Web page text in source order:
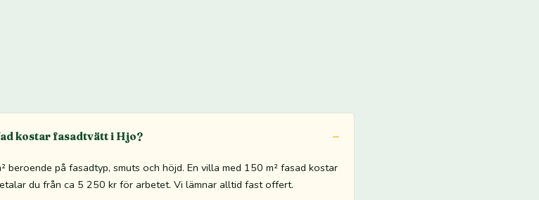
kostar fasadtvätt i Hjo?
på fasadtyp, smuts och höjd. En villa med 150 m² fasad kostar
du från ca 5 250 kr för arbetet. Vi lämnar alltid fast offert.